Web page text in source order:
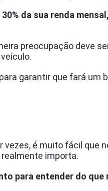
da sua renda
preocupação deve
garantir que fará um
é muito fácil que
importa.
para entender do que